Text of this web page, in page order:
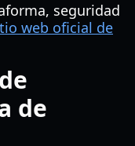
seguridad
web oficial de
de